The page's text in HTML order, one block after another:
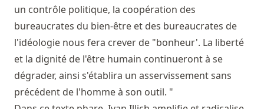
un contrôle politique, la coopération des
bureaucrates du bien-être et des bureaucrates de
l'idéologie nous fera crever de "bonheur'. La liberté
et la dignité de l'être humain continueront à se
dégrader, ainsi s'établira un asservissement sans
précédent de l'homme à son outil. "